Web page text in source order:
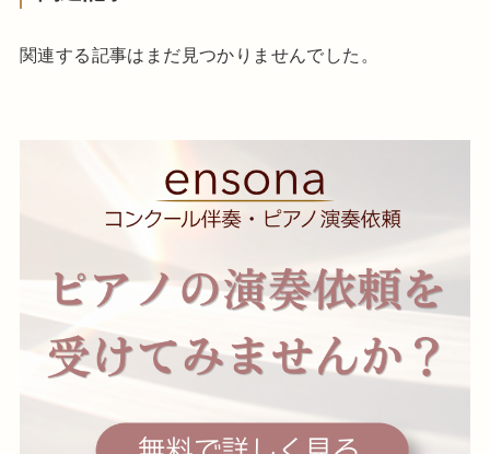
関連する記事はまだ見つかりませんでした。